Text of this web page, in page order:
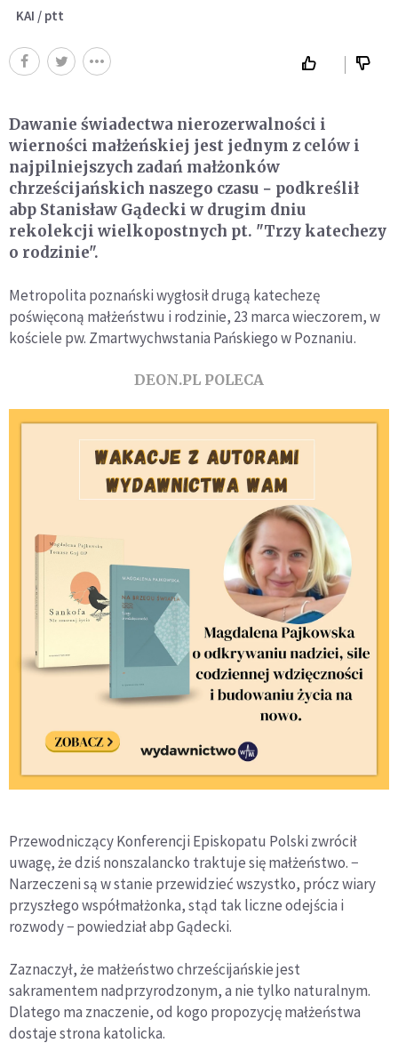
KAI / ptt
Dawanie świadectwa nierozerwalności i
wierności małżeńskiej jest jednym z celów i
najpilniejszych zadań małżonków
chrześcijańskich naszego czasu − podkreślił
abp Stanisław Gądecki w drugim dniu
rekolekcji wielkopostnych pt. "Trzy katechezy
o rodzinie".
Metropolita poznański wygłosił drugą katechezę
poświęconą małżeństwu i rodzinie, 23 marca wieczorem, w
kościele pw. Zmartwychwstania Pańskiego w Poznaniu.
DEON.PL POLECA
Przewodniczący Konferencji Episkopatu Polski zwrócił
uwagę, że dziś nonszalancko traktuje się małżeństwo. −
Narzeczeni są w stanie przewidzieć wszystko, prócz wiary
przyszłego współmałżonka, stąd tak liczne odejścia i
rozwody − powiedział abp Gądecki.
Zaznaczył, że małżeństwo chrześcijańskie jest
sakramentem nadprzyrodzonym, a nie tylko naturalnym.
Dlatego ma znaczenie, od kogo propozycję małżeństwa
dostaje strona katolicka.